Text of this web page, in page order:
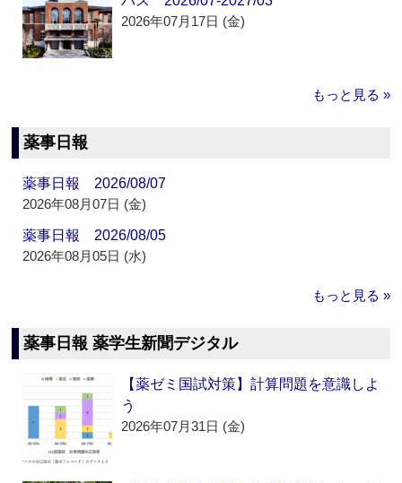
2026年07月17日 (金)
もっと見る »
薬事日報
薬事日報 2026/08/07
2026年08月07日 (金)
薬事日報 2026/08/05
2026年08月05日 (水)
もっと見る »
薬事日報 薬学生新聞デジタル
【薬ゼミ国試対策】計算問題を意識しよ
う
2026年07月31日 (金)